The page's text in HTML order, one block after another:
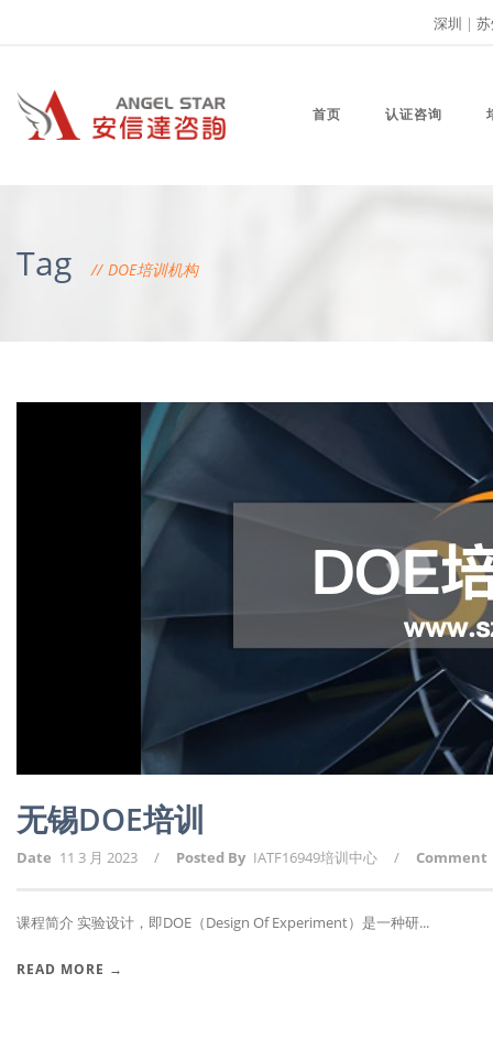
深圳 |
首页 认证咨询
Tag DOE培训机构
无锡DOE培训
Date 11 3 月 2023 / Posted By IATF16949培训中心 / Comment
课程简介 实验设计，即DOE（Design Of Experiment）是一种研...
READ MORE →